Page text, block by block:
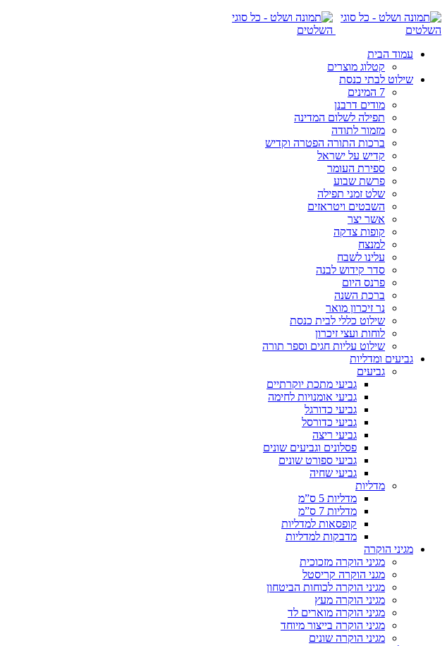
עמוד הבית
קטלוג מוצרים
שילוט לבתי כנסת
7 המינים
מודים דרבנן
תפילה לשלום המדינה
מזמור לתודה
ברכות התורה הפטרה וקדיש
קדיש על ישראל
ספירת העומר
פרשת שבוע
שלט זמני תפילה
השבטים ויטראזים
אשר יצר
קופות צדקה
למנצח
עלינו לשבח
סדר קידוש לבנה
פרנס היום
ברכת השנה
נר זיכרון מואר
שילוט כללי לבית כנסת
לוחות ועצי זיכרון
שילוט עליות חגים וספר תורה
גביעים ומדליות
גביעים
גביעי מתכת יוקרתיים
גביעי אומנויות לחימה
גביעי כדורגל
גביעי כדורסל
גביעי ריצה
פסלונים וגביעים שונים
גביעי ספורט שונים
גביעי שחיה
מדליות
מדליות 5 ס”מ
מדליות 7 ס”מ
קופסאות למדליות
מדבקות למדליות
מגיני הוקרה
מגיני הוקרה מזכוכית
מגני הוקרה קריסטל
מגיני הוקרה לכוחות הביטחון
מגיני הוקרה מעץ
מגיני הוקרה מוארים לד
מגיני הוקרה בייצור מיוחד
מגיני הוקרה שונים